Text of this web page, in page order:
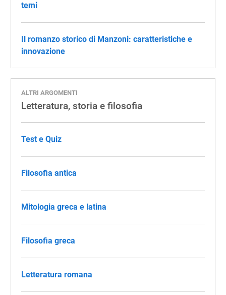
temi
Il romanzo storico di Manzoni: caratteristiche e
innovazione
ALTRI ARGOMENTI
Letteratura, storia e filosofia
Test e Quiz
Filosofia antica
Mitologia greca e latina
Filosofia greca
Letteratura romana